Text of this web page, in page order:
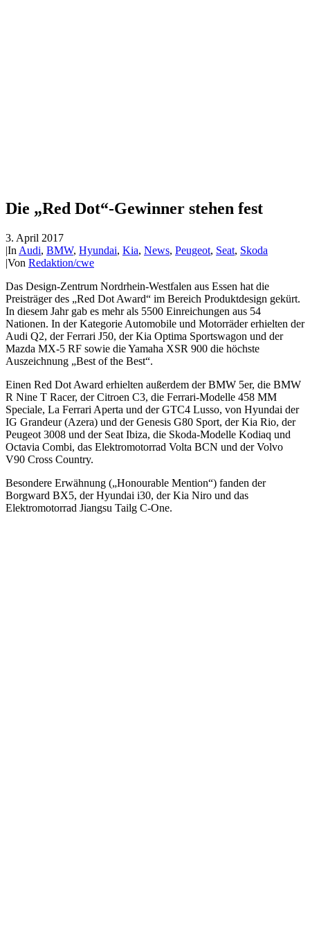
Die „Red Dot“-Gewinner stehen fest
3. April 2017
|In Audi, BMW, Hyundai, Kia, News, Peugeot, Seat, Skoda
|Von Redaktion/cwe
Das Design-Zentrum Nordrhein-Westfalen aus Essen hat die
Preisträger des „Red Dot Award“ im Bereich Produktdesign gekürt.
In diesem Jahr gab es mehr als 5500 Einreichungen aus 54
Nationen. In der Kategorie Automobile und Motorräder erhielten der
Audi Q2, der Ferrari J50, der Kia Optima Sportswagon und der
Mazda MX-5 RF sowie die Yamaha XSR 900 die höchste
Auszeichnung „Best of the Best“.
Einen Red Dot Award erhielten außerdem der BMW 5er, die BMW
R Nine T Racer, der Citroen C3, die Ferrari-Modelle 458 MM
Speciale, La Ferrari Aperta und der GTC4 Lusso, von Hyundai der
IG Grandeur (Azera) und der Genesis G80 Sport, der Kia Rio, der
Peugeot 3008 und der Seat Ibiza, die Skoda-Modelle Kodiaq und
Octavia Combi, das Elektromotorrad Volta BCN und der Volvo
V90 Cross Country.
Besondere Erwähnung („Honourable Mention“) fanden der
Borgward BX5, der Hyundai i30, der Kia Niro und das
Elektromotorrad Jiangsu Tailg C-One.